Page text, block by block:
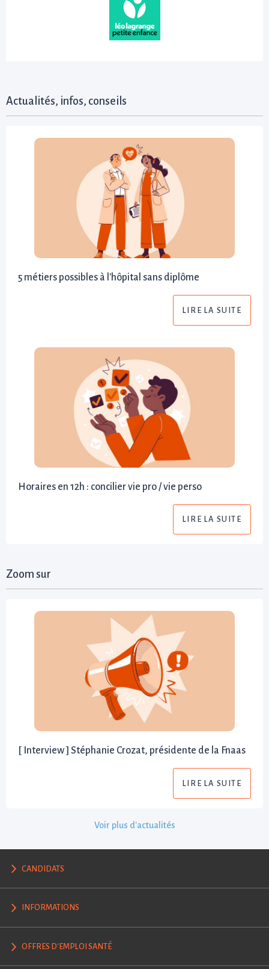
Actualités, infos, conseils
5 métiers possibles à l'hôpital sans diplôme
LIRE LA SUITE
Horaires en 12h : concilier vie pro / vie perso
LIRE LA SUITE
Zoom sur
[ Interview ] Stéphanie Crozat, présidente de la Fnaas
LIRE LA SUITE
Voir plus d'actualités
CANDIDATS
INFORMATIONS
OFFRES D'EMPLOI SANTÉ